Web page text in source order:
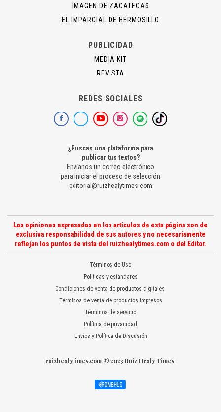
IMAGEN DE ZACATECAS
EL IMPARCIAL DE HERMOSILLO
PUBLICIDAD
MEDIA KIT
REVISTA
REDES SOCIALES
¿Buscas una plataforma para
publicar tus textos?
Envíanos un correo electrónico
para iniciar el proceso de selección
editorial@ruizhealytimes.com
Las opiniones expresadas en los artículos de esta página son de
exclusiva responsabilidad de sus autores y no necesariamente
reflejan los puntos de vista del ruizhealytimes.com o del Editor.
Términos de Uso
Políticas y estándares
Condiciones de venta de productos digitales
Términos de venta de productos impresos
Términos de servicio
Política de privacidad
Envíos y Política de Discusión
ruizhealytimes.com © 2023 Ruiz Healy Times